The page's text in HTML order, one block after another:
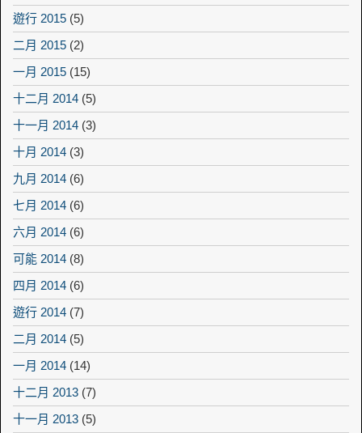
遊行 2015 (5)
二月 2015 (2)
一月 2015 (15)
十二月 2014 (5)
十一月 2014 (3)
十月 2014 (3)
九月 2014 (6)
七月 2014 (6)
六月 2014 (6)
可能 2014 (8)
四月 2014 (6)
遊行 2014 (7)
二月 2014 (5)
一月 2014 (14)
十二月 2013 (7)
十一月 2013 (5)